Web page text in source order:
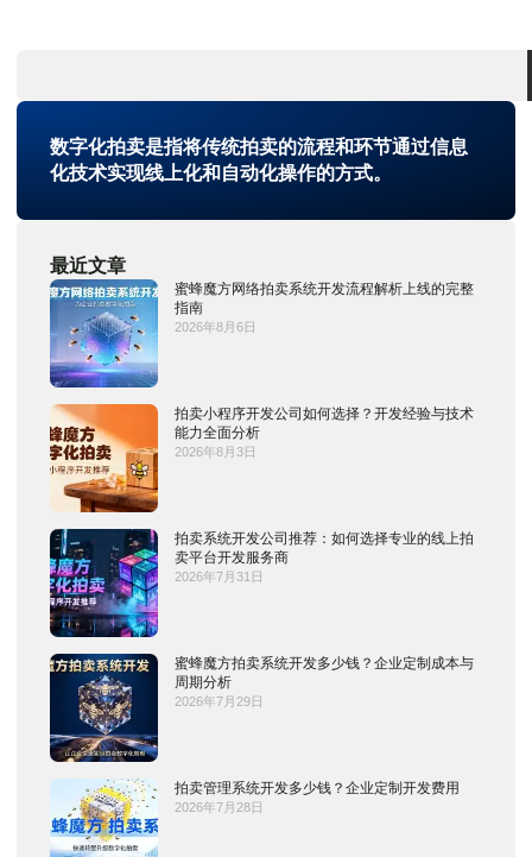
数字化拍卖是指将传统拍卖的流程和环节通过信息
化技术实现线上化和自动化操作的方式。
最近文章
蜜蜂魔方网络拍卖系统开发流程解析上线的完整
指南
2026年8月6日
拍卖小程序开发公司如何选择？开发经验与技术
能力全面分析
2026年8月3日
拍卖系统开发公司推荐：如何选择专业的线上拍
卖平台开发服务商
2026年7月31日
蜜蜂魔方拍卖系统开发多少钱？企业定制成本与
周期分析
2026年7月29日
拍卖管理系统开发多少钱？企业定制开发费用
2026年7月28日